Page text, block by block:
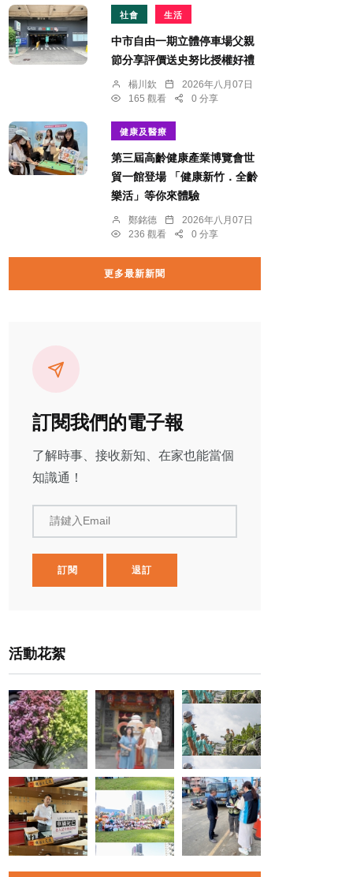
社會 生活
中市自由一期立體停車場父親
節分享評價送史努比授權好禮
楊川欽
2026年八月07日
165 觀看
0 分享
健康及醫療
第三屆高齡健康產業博覽會世
貿一館登場 「健康新竹．全齡
樂活」等你來體驗
鄭銘德
2026年八月07日
236 觀看
0 分享
更多最新新聞
訂閱我們的電子報
了解時事、接收新知、在家也能當個
知識通！
請鍵入Email
訂閱 退訂
活動花絮